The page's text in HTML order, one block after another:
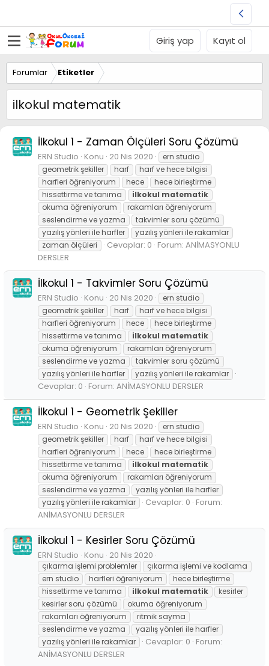
Giriş yap Kayıt ol
Forumlar Etiketler
ilkokul matematik
İlkokul 1 - Zaman Ölçüleri Soru Çözümü
ERN Studio Konu 20 Nis 2020
ern studio
geometrik şekiller
harf
harf ve hece bilgisi
harfleri öğreniyorum
hece
hece birleştirme
hissettirme ve tanıma
ilkokul matematik
okuma öğreniyorum
rakamları öğreniyorum
seslendirme ve yazma
takvimler soru çözümü
yazılış yönleri ile harfler
yazılış yönleri ile rakamlar
zaman ölçüleri
Cevaplar: 0 Forum: ANİMASYONLU
DERSLER
İlkokul 1 - Takvimler Soru Çözümü
ERN Studio Konu 20 Nis 2020
ern studio
geometrik şekiller
harf
harf ve hece bilgisi
harfleri öğreniyorum
hece
hece birleştirme
hissettirme ve tanıma
ilkokul matematik
okuma öğreniyorum
rakamları öğreniyorum
seslendirme ve yazma
takvimler soru çözümü
yazılış yönleri ile harfler
yazılış yönleri ile rakamlar
Cevaplar: 0 Forum: ANİMASYONLU DERSLER
İlkokul 1 - Geometrik Şekiller
ERN Studio Konu 20 Nis 2020
ern studio
geometrik şekiller
harf
harf ve hece bilgisi
harfleri öğreniyorum
hece
hece birleştirme
hissettirme ve tanıma
ilkokul matematik
okuma öğreniyorum
rakamları öğreniyorum
seslendirme ve yazma
yazılış yönleri ile harfler
yazılış yönleri ile rakamlar
Cevaplar: 0 Forum:
ANİMASYONLU DERSLER
İlkokul 1 - Kesirler Soru Çözümü
ERN Studio Konu 20 Nis 2020
çıkarma işlemi problemler
çıkarma işlemi ve kodlama
ern studio
harfleri öğreniyorum
hece birleştirme
hissettirme ve tanıma
ilkokul matematik
kesirler
kesirler soru çözümü
okuma öğreniyorum
rakamları öğreniyorum
ritmik sayma
seslendirme ve yazma
yazılış yönleri ile harfler
yazılış yönleri ile rakamlar
Cevaplar: 0 Forum:
ANİMASYONLU DERSLER